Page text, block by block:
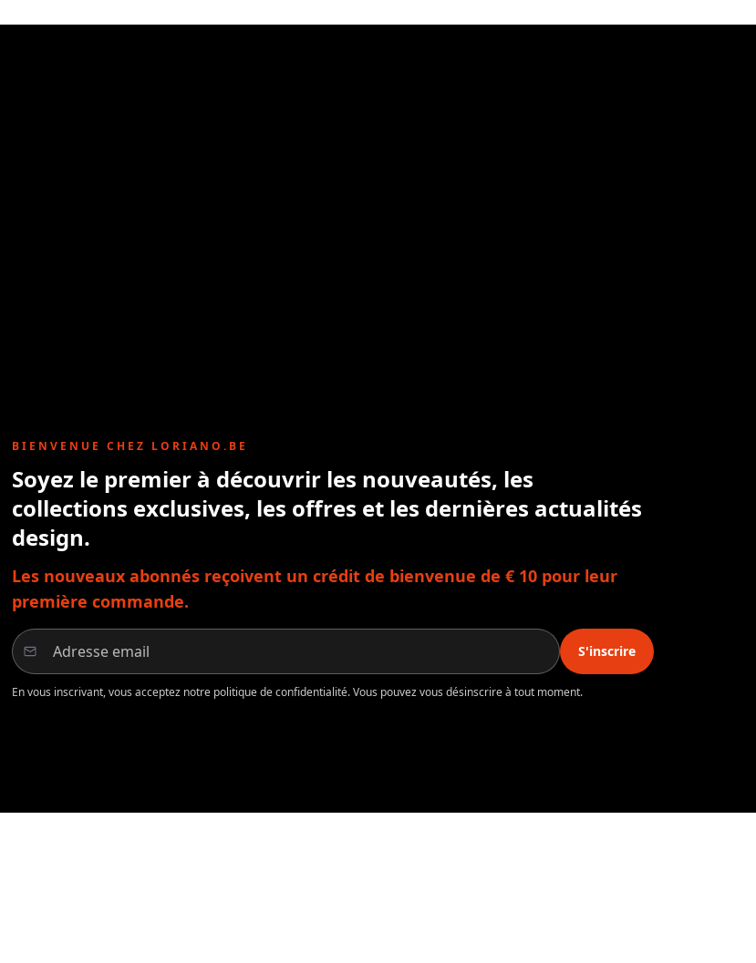
BIENVENUE CHEZ LORIANO.BE
Soyez le premier à découvrir les nouveautés, les
collections exclusives, les offres et les dernières actualités
design.
Les nouveaux abonnés reçoivent un crédit de bienvenue de € 10 pour leur
première commande.
S'inscrire
En vous inscrivant, vous acceptez notre politique de confidentialité. Vous pouvez vous désinscrire à tout moment.